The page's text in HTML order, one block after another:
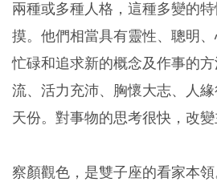
兩種或多種人格，這種多變的
摸。他們相當具有靈性、聰明
忙碌和追求新的概念及作事的
流、活力充沛、胸懷大志、人
天份。對事物的思考很快，改變
察顏觀色，是雙子座的看家本